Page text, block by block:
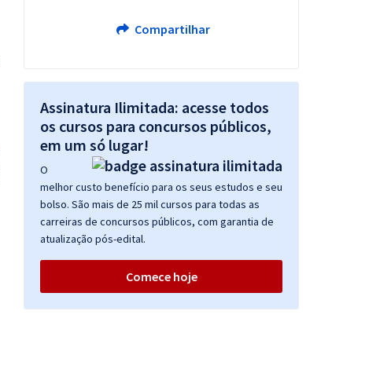
Compartilhar
Assinatura Ilimitada: acesse todos
os cursos para concursos públicos,
em um só lugar!
O
melhor custo benefício para os seus estudos e seu
bolso. São mais de 25 mil cursos para todas as
carreiras de concursos públicos, com garantia de
atualização pós-edital.
Comece hoje